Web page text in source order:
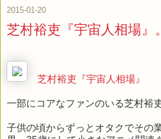
2015-01-20
芝村裕吏『宇宙人相場
芝村裕吏『宇宙人相場』
一部にコアなファンのいる芝村裕
子供の頃からずっとオタクでその